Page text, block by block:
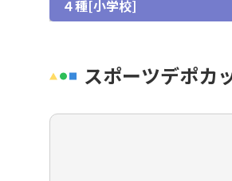
シニア（35歳以上）
イベント・フェスティ
種別・選手登録
４種[小学校]
スポーツデポカ